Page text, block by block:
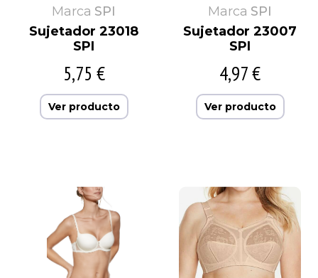
Marca SPI
Sujetador 23018
SPI
5,75 €
Ver producto
Marca SPI
Sujetador 23007
SPI
4,97 €
Ver producto